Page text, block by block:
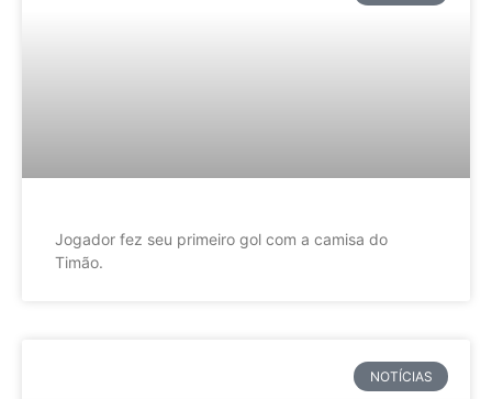
Jogador fez seu primeiro gol com a camisa do
Timão.
NOTÍCIAS